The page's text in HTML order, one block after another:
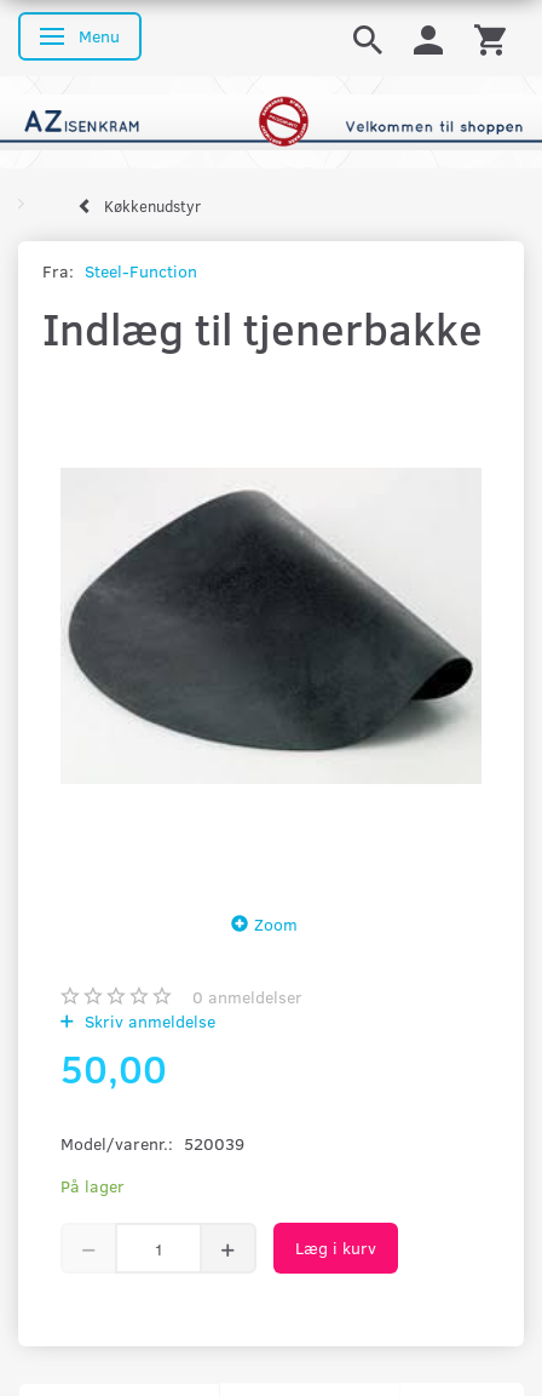
Skifte navigation
Menu
Køkkenudstyr
Fra: Steel-Function
Indlæg til tjenerbakke
Zoom
0 anmeldelser
Skriv anmeldelse
50,00
Model/varenr.: 520039
På lager
Læg i kurv